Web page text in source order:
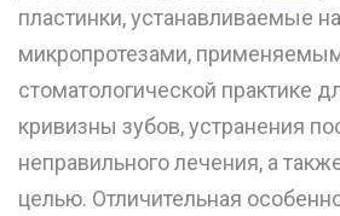
пластинки, устанавливаемые
микропротезами,
стоматологической практике
кривизны зубов, устранения
неправильного лечения, а
целью. Отличительная